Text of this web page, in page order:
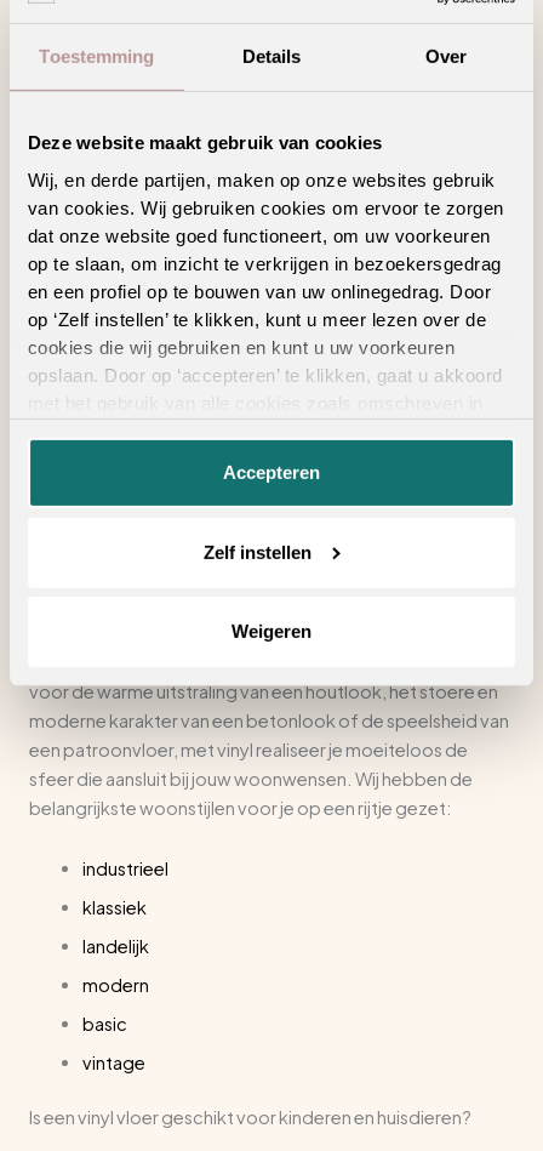
Toestemming Details Over
Deze website maakt gebruik van cookies
Wij, en derde partijen, maken op onze websites gebruik
van cookies. Wij gebruiken cookies om ervoor te zorgen
dat onze website goed functioneert, om uw voorkeuren
op te slaan, om inzicht te verkrijgen in bezoekersgedrag
en een profiel op te bouwen van uw onlinegedrag. Door
op ‘Zelf instellen’ te klikken, kunt u meer lezen over de
cookies die wij gebruiken en kunt u uw voorkeuren
opslaan. Door op ‘accepteren’ te klikken, gaat u akkoord
Accepteren
Zelf instellen
Weigeren
en jarenlang woonplezier.
Vinyl vloer zelf leggen of laten leggen?
Overweeg je een vinyl vloer in huis? Dan sta je voor de
keuze om de vloer zelf te leggen of dit uit te besteden aan
een professional. Het leggen van een vinyl vloer vereist
precisie en vakmanschap. Vinyl wordt vaak geleverd op rol
in breedtes van 200 tot 500 cm en moet nauwkeurig op
maat worden gesneden. Voor een strak resultaat is het aan
te raden een ervaren vakman in te schakelen, zoals de
stoffeerders van Ambiant. Met een plattegrond en exacte
afmetingen van de ruimte kunnen onze adviseurs samen
deze manier ben je verzekerd van een professionele
Vinyl vloeren voor iedere woonstijl
uitgebreide keuze aan dessins en prints, zodat je altijd een
voor de warme uitstraling van een houtlook, het stoere en
moderne karakter van een betonlook of de speelsheid van
een patroonvloer, met vinyl realiseer je moeiteloos de
sfeer die aansluit bij jouw woonwensen. Wij hebben de
belangrijkste woonstijlen voor je op een rijtje gezet:
industrieel
klassiek
landelijk
modern
basic
vintage
Is een vinyl vloer geschikt voor kinderen en huisdieren?